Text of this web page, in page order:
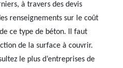
à travers des devis
renseignements sur le coût
ce type de béton. Il faut
de la surface à couvrir.
le plus d’entreprises de